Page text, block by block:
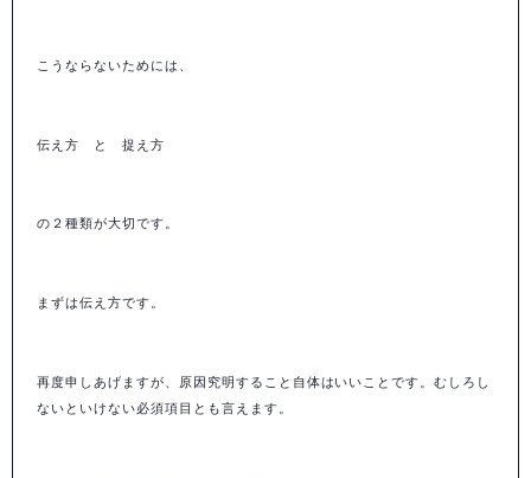
こうならないためには、
伝え方 と 捉え方
の２種類が大切です。
まずは伝え方です。
再度申しあげますが、原因究明すること自体はいいことです。むしろし
ないといけない必須項目とも言えます。